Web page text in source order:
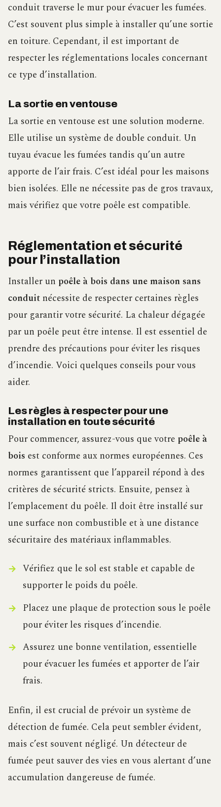
conduit traverse le mur pour évacuer les fumées.
C’est souvent plus simple à installer qu’une sortie
en toiture. Cependant, il est important de
respecter les réglementations locales concernant
ce type d’installation.
La sortie en ventouse
La sortie en ventouse est une solution moderne.
Elle utilise un système de double conduit. Un
tuyau évacue les fumées tandis qu’un autre
apporte de l’air frais. C’est idéal pour les maisons
bien isolées. Elle ne nécessite pas de gros travaux,
mais vérifiez que votre poêle est compatible.
Réglementation et sécurité
pour l’installation
Installer un poêle à bois dans une maison sans
conduit nécessite de respecter certaines règles
pour garantir votre sécurité. La chaleur dégagée
par un poêle peut être intense. Il est essentiel de
prendre des précautions pour éviter les risques
d’incendie. Voici quelques conseils pour vous
aider.
Les règles à respecter pour une
installation en toute sécurité
Pour commencer, assurez-vous que votre poêle à
bois est conforme aux normes européennes. Ces
normes garantissent que l’appareil répond à des
critères de sécurité stricts. Ensuite, pensez à
l’emplacement du poêle. Il doit être installé sur
une surface non combustible et à une distance
sécuritaire des matériaux inflammables.
Vérifiez que le sol est stable et capable de
supporter le poids du poêle.
Placez une plaque de protection sous le poêle
pour éviter les risques d’incendie.
Assurez une bonne ventilation, essentielle
pour évacuer les fumées et apporter de l’air
frais.
Enfin, il est crucial de prévoir un système de
détection de fumée. Cela peut sembler évident,
mais c’est souvent négligé. Un détecteur de
fumée peut sauver des vies en vous alertant d’une
accumulation dangereuse de fumée.